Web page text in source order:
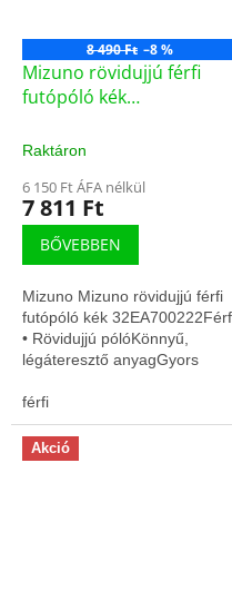
8 490 Ft –8 %
Mizuno rövidujjú férfi
futópóló kék
Raktáron
6 150 Ft ÁFA nélkül
7 811 Ft
BŐVEBBEN
Mizuno Mizuno rövidujjú férfi
futópóló kék
• Rövidujjú pólóKönnyű,
légáteresztő anyagGyors
optimalizálva
férfi
Akció